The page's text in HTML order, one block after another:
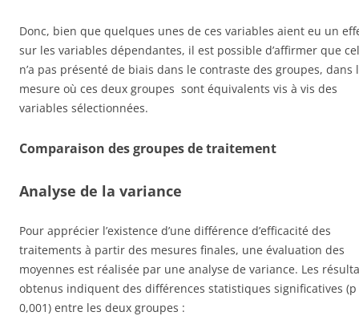
Donc, bien que quelques unes de ces variables aient eu un
sur les variables dépendantes, il est possible d’affirmer que
n’a pas présenté de biais dans le contraste des groupes, dans
mesure où ces deux groupes sont équivalents vis à vis des
variables sélectionnées.
Comparaison des groupes de traitement
Analyse de la variance
Pour apprécier l’existence d’une différence d’efficacité des
traitements à partir des mesures finales, une évaluation des
moyennes est réalisée par une analyse de variance. Les
obtenus indiquent des différences statistiques significatives (p
0,001) entre les deux groupes :